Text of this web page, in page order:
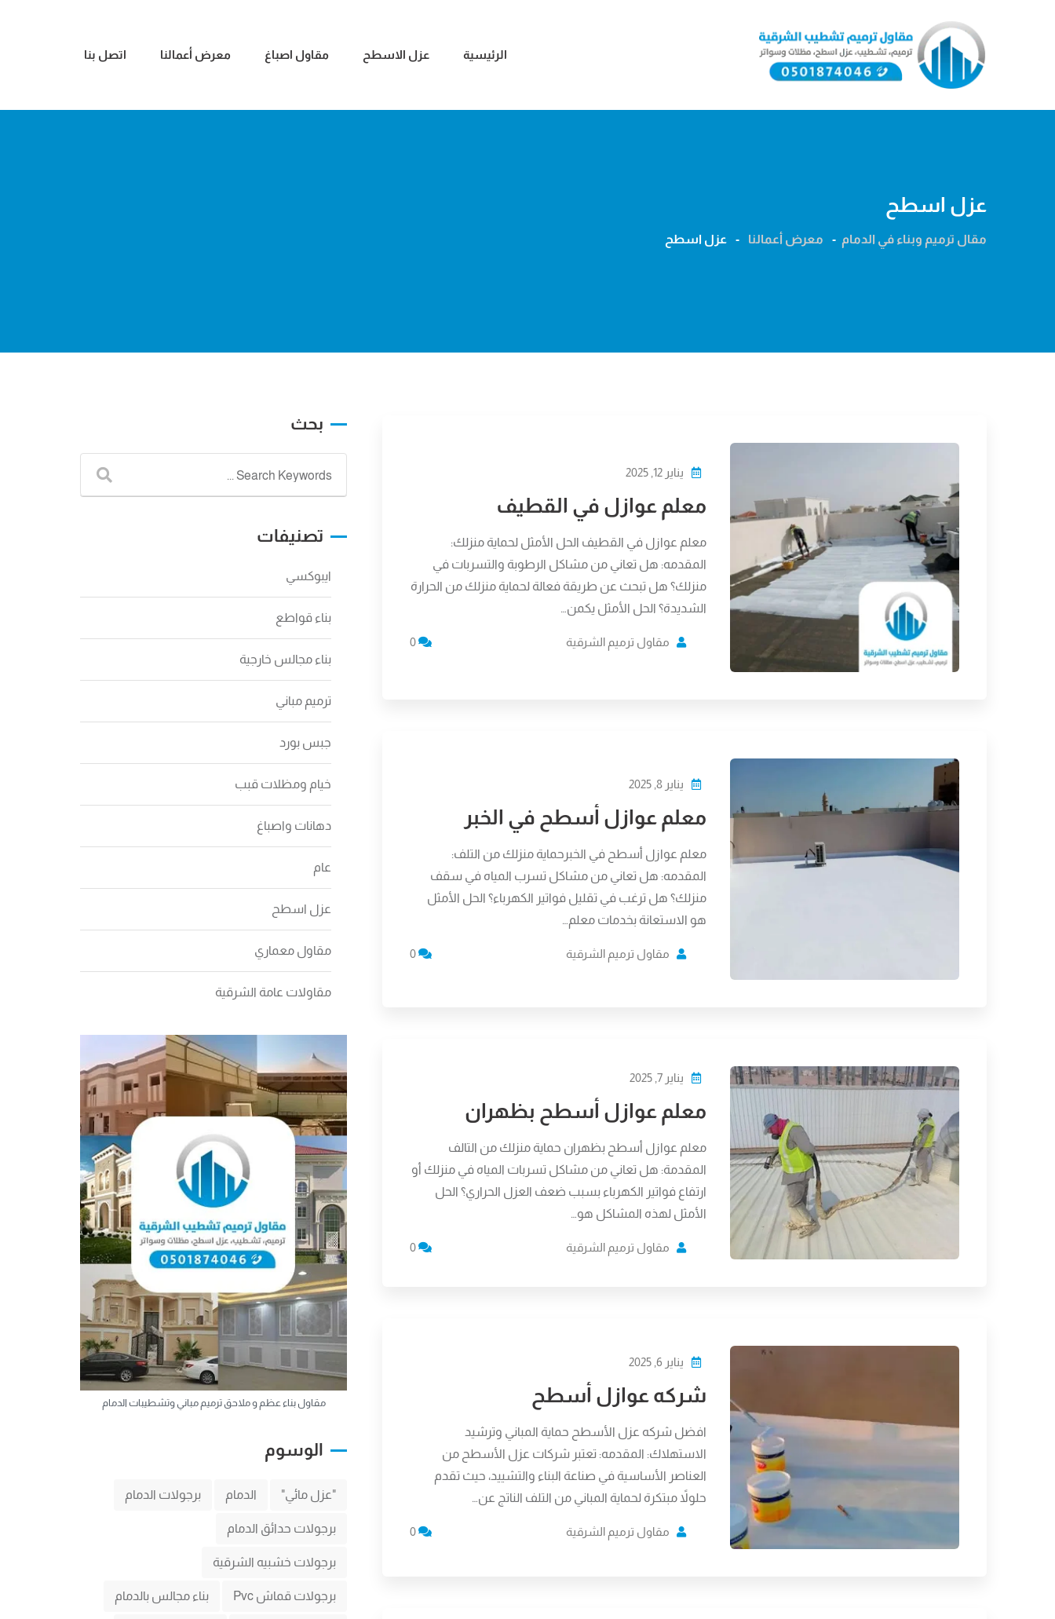
الرئيسية عزل الاسطح مقاول اصباغ معرض أعمالنا اتصل بنا
عزل اسطح
مقال ترميم وبناء في الدمام - معرض أعمالنا - عزل اسطح
يناير 12, 2025
معلم عوازل في القطيف
معلم عوازل في القطيف الحل الأمثل لحماية منزلك:
المقدمه: هل تعاني من مشاكل الرطوبة والتسربات في
منزلك؟ هل تبحث عن طريقة فعالة لحماية منزلك من الحرارة
الشديدة؟ الحل الأمثل يكمن…
مقاول ترميم الشرقية 0
يناير 8, 2025
معلم عوازل أسطح في الخبر
معلم عوازل أسطح في الخبرحماية منزلك من التلف:
المقدمه: هل تعاني من مشاكل تسرب المياه في سقف
منزلك؟ هل ترغب في تقليل فواتير الكهرباء؟ الحل الأمثل
هو الاستعانة بخدمات معلم…
مقاول ترميم الشرقية 0
يناير 7, 2025
معلم عوازل أسطح بظهران
معلم عوازل أسطح بظهران حماية منزلك من التالف
المقدمة: هل تعاني من مشاكل تسربات المياه في منزلك أو
ارتفاع فواتير الكهرباء بسبب ضعف العزل الحراري؟ الحل
الأمثل لهذه المشاكل هو…
مقاول ترميم الشرقية 0
يناير 6, 2025
شركه عوازل أسطح
افضل شركه عزل الأسطح حماية المباني وترشيد
الاستهلاك: المقدمه: تعتبر شركات عزل الأسطح من
العناصر الأساسية في صناعة البناء والتشييد، حيث تقدم
حلولاً مبتكرة لحماية المباني من التلف الناتج عن…
مقاول ترميم الشرقية 0
بحث
تصنيفات
ايبوكسي
بناء قواطع
بناء مجالس خارجية
ترميم مباني
جبس بورد
خيام ومظلات قبب
دهانات واصباغ
عام
عزل اسطح
مقاول معماري
مقاولات عامة الشرقية
مقاول بناء عظم و ملاحق ترميم مباني وتشطيبات الدمام
الوسوم
"عزل مائي" الدمام برجولات الدمام
برجولات حدائق الدمام
برجولات خشبيه الشرقية
برجولات قماش Pvc بناء مجالس بالدمام